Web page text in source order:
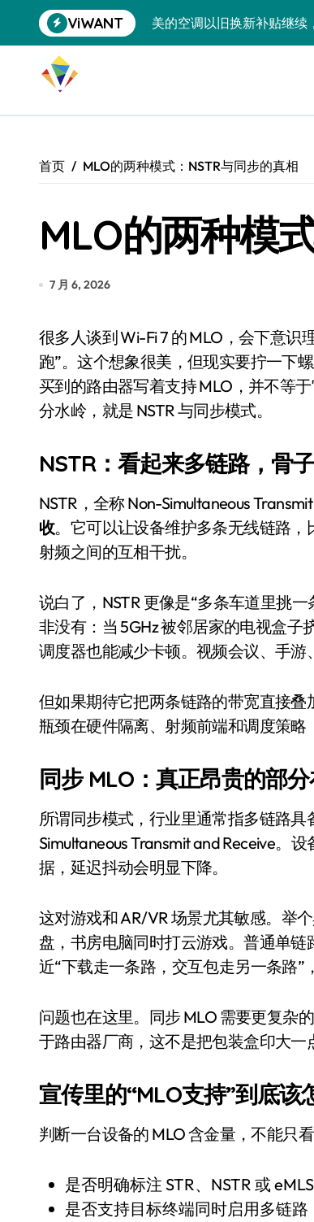
到
ViWANT
美的空调以旧换新补贴继续
黄金瞬间冲破4200，白银
特斯拉中国卖第五，丰田
Xbox七月大崩盘：裁员
《我的世界》登陆Switch 2
谷歌DeepMind创始人辞去
召回X9、合作大众遇冷、
比Model 3便宜？不，比
550亿美金！沙特把EA买了
别再用汽车USB给MacBook
花钱买宝马，启动先看蜘
Windows 11家庭版和专业版
维修店最怕的“作死”操作：
轻到忽略不计 大疆Mini 2S
对不起胖东来，我先不学
国际首次！中国钙钛矿探测
小米涨价！K90跳上3099
耳机低音像白开水？90%
复古玩家狂喜：Anbernic第
AirTag 新版到底香不香？
净利润暴跌7.7%，苏泊尔开
首页 MLO的两种模式：NSTR与同步的真相
MLO的两种模
7 月 6, 2026
很多人谈到 Wi-Fi 7 的 MLO，会下意识理解成“手机同时连上 2.4GHz、5GHz、6GHz，三条路一起
跑”。这个想象很美，但现实要拧一下
买到的路由器写着支持 MLO，并不等
分水岭，就是 NSTR 与同步模式。
NSTR：看起来多链路，骨
NSTR，全称 Non-Simultaneous
收。它可以让设备维护多条无线链路，
射频之间的互相干扰。
说白了，NSTR 更像是“多条车道里挑
非没有：当 5GHz 被邻居家的电视盒子
调度器也能减少卡顿。视频会议、手游
但如果期待它把两条链路的带宽直接叠
瓶颈在硬件隔离、射频前端和调度策略
同步 MLO：真正昂贵的部
所谓同步模式，行业里通常指多链路
Simultaneous Transmit and Receive。
据，延迟抖动会明显下降。
这对游戏和 AR/VR 场景尤其敏感。举
盘，书房电脑同时打云游戏。普通单链
近“下载走一条路，交互包走另一条路”
问题也在这里。同步 MLO 需要更复杂
于路由器厂商，这不是把包装盒印大一
宣传里的“MLO支持”到底该
判断一台设备的 MLO 含金量，不能只
是否明确标注 STR、NSTR 或
是否支持目标终端同时启用多链路